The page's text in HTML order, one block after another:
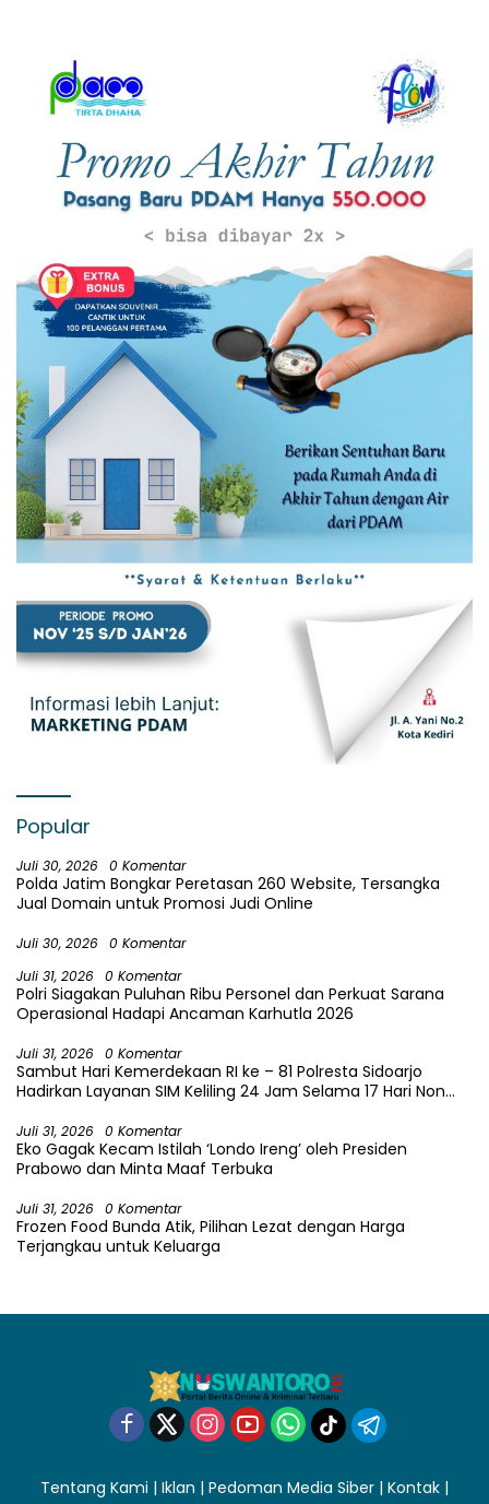
Popular
Juli 30, 2026 0 Komentar
Polda Jatim Bongkar Peretasan 260 Website, Tersangka
Jual Domain untuk Promosi Judi Online
Juli 30, 2026
0 Komentar
Juli 31, 2026
0 Komentar
Polri Siagakan Puluhan Ribu Personel dan Perkuat Sarana
Operasional Hadapi Ancaman Karhutla 2026
Juli 31, 2026 0 Komentar
Sambut Hari Kemerdekaan RI ke – 81 Polresta Sidoarjo
Hadirkan Layanan SIM Keliling 24 Jam Selama 17 Hari Non
Juli 31, 2026 0 Komentar
Eko Gagak Kecam Istilah ‘Londo Ireng’ oleh Presiden
Prabowo dan Minta Maaf Terbuka
Juli 31, 2026 0 Komentar
Frozen Food Bunda Atik, Pilihan Lezat dengan Harga
Terjangkau untuk Keluarga
Tentang Kami | Iklan | Pedoman Media Siber | Kontak |